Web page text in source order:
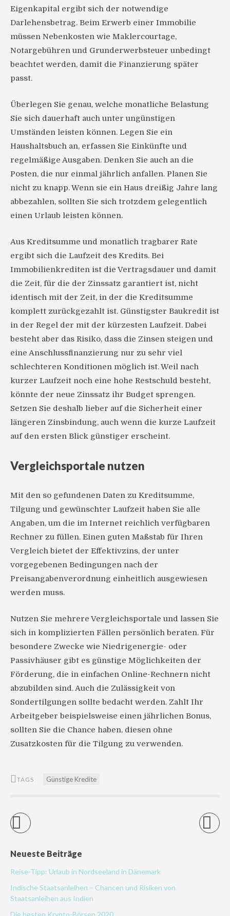
Eigenkapital ergibt sich der notwendige
Darlehensbetrag. Beim Erwerb einer Immobilie
müssen Nebenkosten wie Maklercourtage,
Notargebühren und Grunderwerbsteuer unbedingt
beachtet werden, damit die Finanzierung später
passt.
Überlegen Sie genau, welche monatliche Belastung
Sie sich dauerhaft auch unter ungünstigen
Umständen leisten können. Legen Sie ein
Haushaltsbuch an, erfassen Sie Einkünfte und
regelmäßige Ausgaben. Denken Sie auch an die
Posten, die nur einmal jährlich anfallen. Planen Sie
nicht zu knapp. Wenn sie ein Haus dreißig Jahre lang
abbezahlen, sollten Sie sich trotzdem gelegentlich
einen Urlaub leisten können.
Aus Kreditsumme und monatlich tragbarer Rate
ergibt sich die Laufzeit des Kredits. Bei
Immobilienkrediten ist die Vertragsdauer und damit
die Zeit, für die der Zinssatz garantiert ist, nicht
identisch mit der Zeit, in der die Kreditsumme
komplett zurückgezahlt ist. Günstigster Baukredit ist
in der Regel der mit der kürzesten Laufzeit. Dabei
besteht aber das Risiko, dass die Zinsen steigen und
eine Anschlussfinanzierung nur zu sehr viel
schlechteren Konditionen möglich ist. Weil nach
kurzer Laufzeit noch eine hohe Restschuld besteht,
könnte der neue Zinssatz ihr Budget sprengen.
Setzen Sie deshalb lieber auf die Sicherheit einer
längeren Zinsbindung, auch wenn die kurze Laufzeit
auf den ersten Blick günstiger erscheint.
Vergleichsportale nutzen
Mit den so gefundenen Daten zu Kreditsumme,
Tilgung und gewünschter Laufzeit haben Sie alle
Angaben, um die im Internet reichlich verfügbaren
Rechner zu füllen. Einen guten Maßstab für Ihren
Vergleich bietet der Effektivzins, der unter
vorgegebenen Bedingungen nach der
Preisangabenverordnung einheitlich ausgewiesen
werden muss.
Nutzen Sie mehrere Vergleichsportale und lassen Sie
sich in komplizierten Fällen persönlich beraten. Für
besondere Zwecke wie Niedrigenergie- oder
Passivhäuser gibt es günstige Möglichkeiten der
Förderung, die in einfachen Online-Rechnern nicht
abzubilden sind. Auch die Zulässigkeit von
Sondertilgungen sollte bedacht werden. Zahlt Ihr
Arbeitgeber beispielsweise einen jährlichen Bonus,
sollten Sie die Chance haben, diesen ohne
Zusatzkosten für die Tilgung zu verwenden.
TAGS Günstige Kredite
Neueste Beiträge
Reise-Tipp: Urlaub in Nordseeland in Dänemark
Indische Staatsanleihen – Chancen und Risiken von
Staatsanleihen aus Indien